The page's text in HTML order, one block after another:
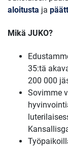
aloitusta ja
Mikä JUKO?
35:tä
200 000
Sovimme